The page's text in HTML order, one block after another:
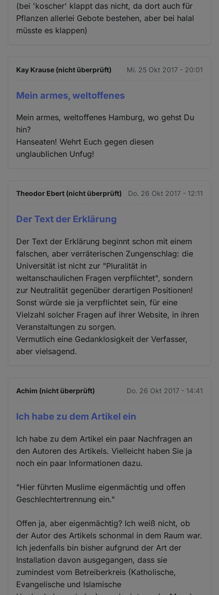
(bei 'koscher' klappt das nicht, da dort auch für
Pflanzen allerlei Gebote bestehen, aber bei halal
müsste es klappen)
Kay Krause (nicht überprüft) Mi. 25 Okt 2017 - 20:01
Mein armes, weltoffenes
Mein armes, weltoffenes Hamburg, wo gehst Du
hin?
Hanseaten! Wehrt Euch gegen diesen
unglaublichen Unfug!
Theodor Ebert (nicht überprüft) Do. 26 Okt 2017 - 12:11
Der Text der Erklärung
Der Text der Erklärung beginnt schon mit einem
falschen, aber verräterischen Zungenschlag: die
Universität ist nicht zur "Pluralität in
weltanschaulichen Fragen verpflichtet", sondern
zur Neutralität gegenüber derartigen Positionen!
Sonst würde sie ja verpflichtet sein, für eine
Vielzahl solcher Fragen auf ihrer Website, in ihren
Veranstaltungen zu sorgen.
Vermutlich eine Gedanklosigkeit der Verfasser,
aber vielsagend.
Achim (nicht überprüft) Do. 26 Okt 2017 - 14:41
Ich habe zu dem Artikel ein
Ich habe zu dem Artikel ein paar Nachfragen an
den Autoren des Artikels. Vielleicht haben Sie ja
noch ein paar Informationen dazu.
"Hier führten Muslime eigenmächtig und offen
Geschlechtertrennung ein."
Offen ja, aber eigenmächtig? Ich weiß nicht, ob
der Autor des Artikels schonmal in dem Raum war.
Ich jedenfalls bin bisher aufgrund der Art der
Installation davon ausgegangen, dass sie
zumindest vom Betreiberkreis (Katholische,
Evangelische und Islamische